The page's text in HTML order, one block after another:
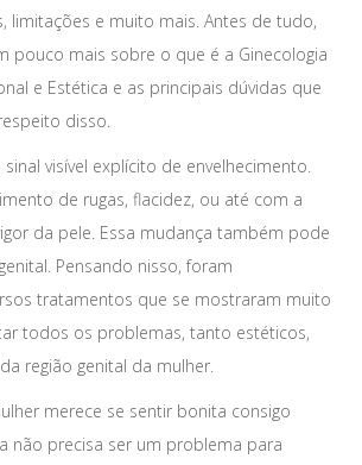
limitações e muito mais. Antes de tudo,
pouco mais sobre o que é a Ginecologia
e Estética e as principais dúvidas que
disso.
visível explícito de envelhecimento.
de rugas, flacidez, ou até com a
da pele. Essa mudança também pode
Pensando nisso, foram
tratamentos que se mostraram muito
todos os problemas, tanto estéticos,
região genital da mulher.
merece se sentir bonita consigo
não precisa ser um problema para